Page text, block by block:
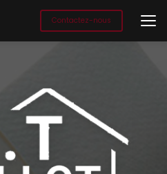
Contactez-nous